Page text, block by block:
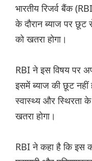
भारतीय रिजर्व बैंक
के दौरान ब्याज पर छूट
को खतरा होगा।
RBI ने इस विषय पर
इसमें ब्याज की छूट नहीं
स्वास्थ्य और स्थिरता के
खतरा होगा।
RBI ने कहा है कि इस